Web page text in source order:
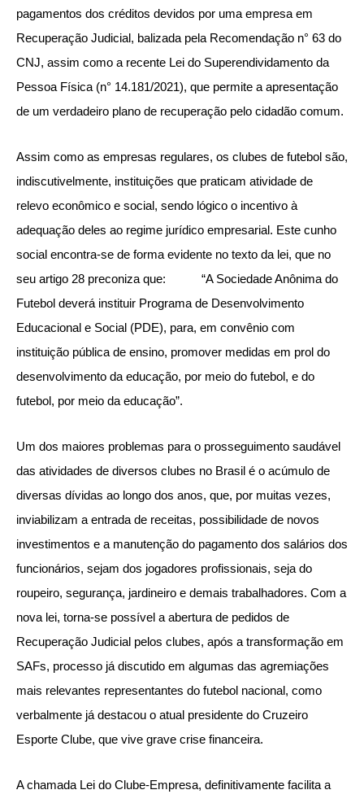
pagamentos dos créditos devidos por uma empresa em
Recuperação Judicial, balizada pela Recomendação n° 63 do
CNJ, assim como a recente Lei do Superendividamento da
Pessoa Física (n° 14.181/2021), que permite a apresentação
de um verdadeiro plano de recuperação pelo cidadão comum.
Assim como as empresas regulares, os clubes de futebol são,
indiscutivelmente, instituições que praticam atividade de
relevo econômico e social, sendo lógico o incentivo à
adequação deles ao regime jurídico empresarial. Este cunho
social encontra-se de forma evidente no texto da lei, que no
seu artigo 28 preconiza que: “A Sociedade Anônima do
Futebol deverá instituir Programa de Desenvolvimento
Educacional e Social (PDE), para, em convênio com
instituição pública de ensino, promover medidas em prol do
desenvolvimento da educação, por meio do futebol, e do
futebol, por meio da educação”.
Um dos maiores problemas para o prosseguimento saudável
das atividades de diversos clubes no Brasil é o acúmulo de
diversas dívidas ao longo dos anos, que, por muitas vezes,
inviabilizam a entrada de receitas, possibilidade de novos
investimentos e a manutenção do pagamento dos salários dos
funcionários, sejam dos jogadores profissionais, seja do
roupeiro, segurança, jardineiro e demais trabalhadores. Com a
nova lei, torna-se possível a abertura de pedidos de
Recuperação Judicial pelos clubes, após a transformação em
SAFs, processo já discutido em algumas das agremiações
mais relevantes representantes do futebol nacional, como
verbalmente já destacou o atual presidente do Cruzeiro
Esporte Clube, que vive grave crise financeira.
A chamada Lei do Clube-Empresa, definitivamente facilita a